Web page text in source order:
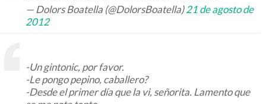
— Dolors Boatella (@DolorsBoatella)21 de agosto de
2012
-Un gintonic, por favor.
-Le pongo pepino, caballero?
-Desde el primer día que la vi, señorita. Lamento que